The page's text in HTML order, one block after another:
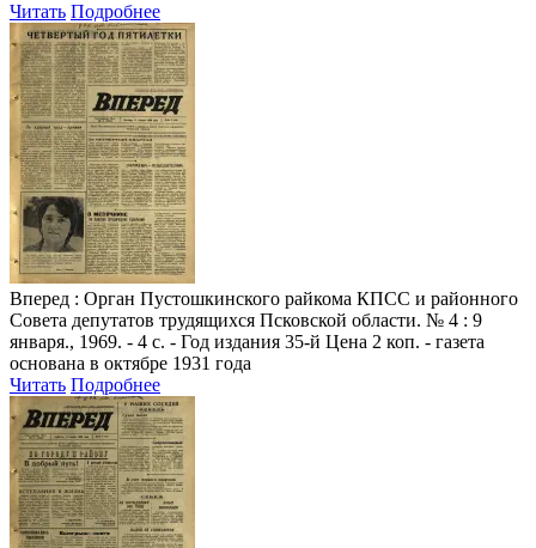
Читать Подробнее
Вперед : Орган Пустошкинского райкома КПСС и районного
Совета депутатов трудящихся Псковской области. № 4 : 9
января., 1969. - 4 с. - Год издания 35-й Цена 2 коп. - газета
основана в октябре 1931 года
Читать Подробнее